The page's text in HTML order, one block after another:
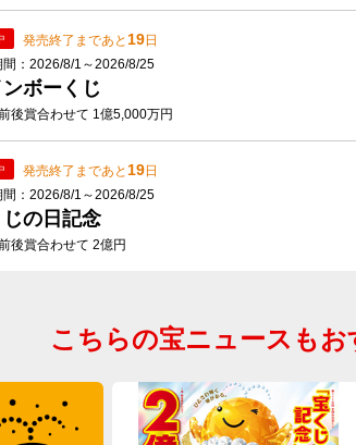
発売終了まであと 19日
間：2026/8/1～2026/8/25
ボーくじ
後賞合わせて 1億5,000万円
発売終了まであと 19日
間：2026/8/1～2026/8/25
の日記念
後賞合わせて 2億円
こちらの宝ニュースもお